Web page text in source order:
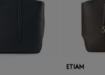
ETIAM